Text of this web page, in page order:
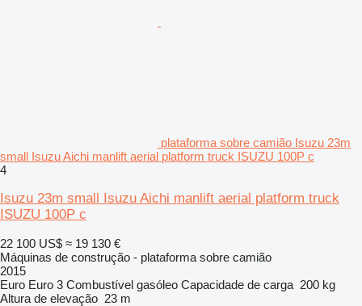
plataforma sobre camião Isuzu 23m
small Isuzu Aichi manlift aerial platform truck ISUZU 100P c
4
Isuzu 23m small Isuzu Aichi manlift aerial platform truck
ISUZU 100P c
22 100 US$ ≈ 19 130 €
Máquinas de construção - plataforma sobre camião
2015
Euro Euro 3 Combustível gasóleo Capacidade de carga 200 kg
Altura de elevação 23 m